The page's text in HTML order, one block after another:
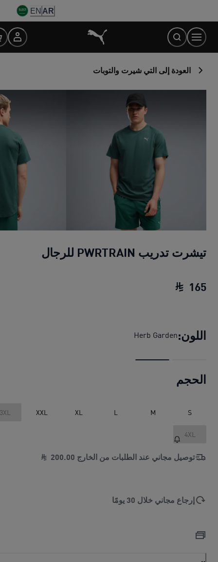
Content
AR
EN
العودة إلى التي شيرت والتوبات
تيشرت تدريب PWRTRAIN للرجال
165
اللون:Herb Garden
الحجم
S
M
L
XL
XXL
4XL
توصيل مجاني عند الطلبات من الخارج 200.00
إرجاع مجاني خلال 30 يومًا